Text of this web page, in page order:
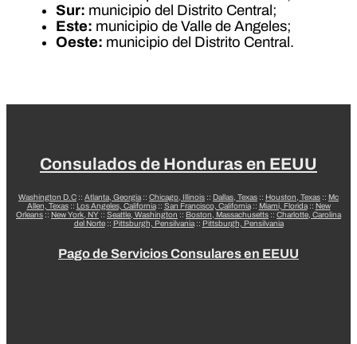
Sur: municipio del Distrito Central;
Este: municipio de Valle de Angeles;
Oeste: municipio del Distrito Central.
Consulados de Honduras en EEUU
Washington D.C :: Atlanta, Georgia :: Chicago, Illinois :: Dallas, Texas :: Houston, Texas :: Mc
Allen, Texas:: Los Angeles, California:: San Francisco, California:: Miami, Florida:: New
Orleans :: New York, NY :: Seattle, Washington :: Boston, Massachusetts :: Charlotte, Carolina
del Norte:: Pittsburgh, Pensilvania:: Pittsburgh, Pensilvania
Pago de Servicios Consulares en EEUU